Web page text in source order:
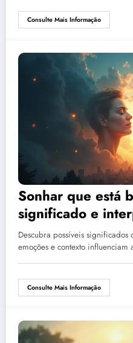
Consulte Mais Informação
Sonhar que está
significado e
Descubra possíveis significados
emoções e contexto
Consulte Mais Informação